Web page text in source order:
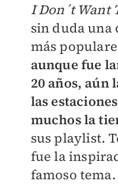
I Don´t Want
sin duda una
más
aunque fue
20 años, aún
las
muchos la
sus playlist.
fue la
famoso tema.